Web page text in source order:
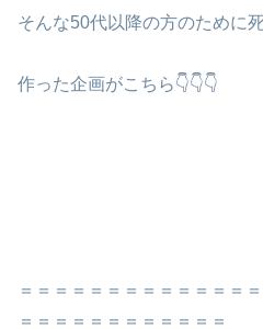
そんな50代以降の方のために
作った企画がこちら👇👇👇
＝＝＝＝＝＝＝＝＝＝＝＝＝
＝＝＝＝＝＝＝＝＝＝＝＝